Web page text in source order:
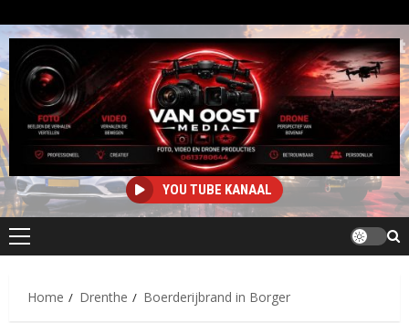
YOU TUBE KANAAL
Primair
Home Drenthe Boerderijbrand in Borger